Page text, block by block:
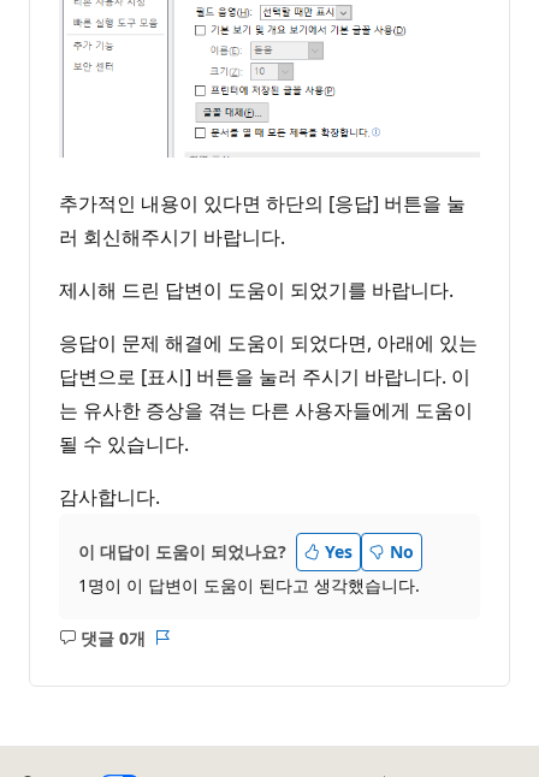
추가적인 내용이 있다면 하단의 [응답] 버튼을 눌
러 회신해주시기 바랍니다.
제시해 드린 답변이 도움이 되었기를 바랍니다.
응답이 문제 해결에 도움이 되었다면, 아래에 있는
답변으로 [표시] 버튼을 눌러 주시기 바랍니다. 이
는 유사한 증상을 겪는 다른 사용자들에게 도움이
될 수 있습니다.
감사합니다.
이 대답이 도움이 되었나요? Yes
No
1명이 이 답변이 도움이 된다고 생각했습니다.
댓글 0개
설